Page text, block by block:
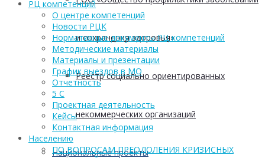
и сохранения здоровья»
Реестр социально ориентированных
некоммерческих организаций
Национальные проекты
РЦ компетенций
О центре компетенций
Новости РЦК
Нормативные документы РЦ компетенций
Методические материалы
Материалы и презентации
График выездов в МО
Отчетность
5 С
Проектная деятельность
Кейсы
Контактная информация
Населению
ПО ВОПРОСАМ ПРЕОДОЛЕНИЯ КРИЗИСНЫХ